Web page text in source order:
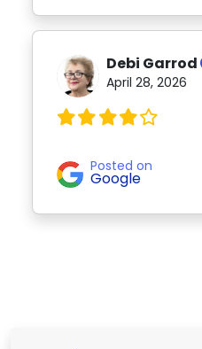
Debi Garrod
April 28, 2026
Posted on
Google